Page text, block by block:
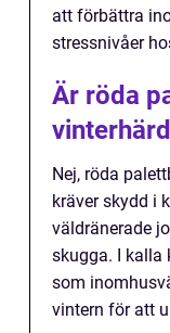
att förbättra
stressnivåer
Är röda
Nej, röda
kräver skydd i
väldränerade
skugga. I kalla
som
vintern för att